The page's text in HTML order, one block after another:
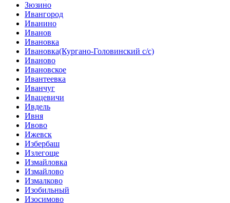
Зюзино
Ивангород
Иванино
Иванов
Ивановка
Ивановка(Кургано-Головинский с/с)
Иваново
Ивановское
Ивантеевка
Иванчуг
Ивацевичи
Ивдель
Ивня
Ивово
Ижевск
Избербаш
Излегоще
Измайловка
Измайлово
Измалково
Изобильный
Изосимово